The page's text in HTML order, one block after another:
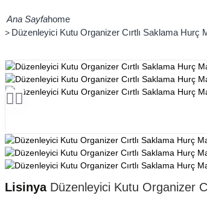
home
Düzenleyici Kutu Organizer Cırtlı Saklama
LisinyaDüzenleyici Kutu Organizer